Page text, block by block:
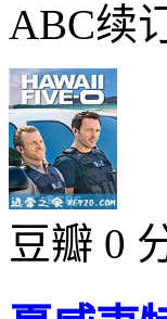
ABC续
豆瓣 0